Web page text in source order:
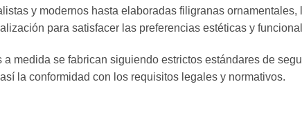
y modernos hasta elaboradas filigranas
para satisfacer las preferencias estéticas y
medida se fabrican siguiendo estrictos estándares de
la conformidad con los requisitos legales y normativos.